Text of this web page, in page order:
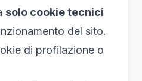
solo cookie tecnici
del sito.
di profilazione o